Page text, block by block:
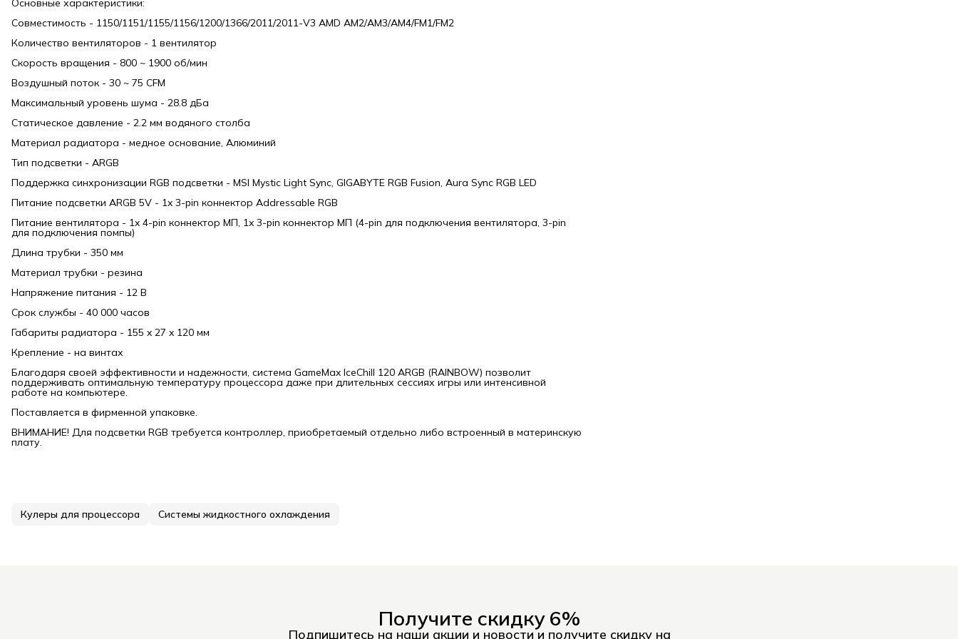
Основные характеристики:
Совместимость - 1150/1151/1155/1156/1200/1366/2011/2011-V3 AMD AM2/AM3/AM4/FM1/FM2
Количество вентиляторов - 1 вентилятор
Скорость вращения - 800 ~ 1900 об/мин
Воздушный поток - 30 ~ 75 CFM
Максимальный уровень шума - 28.8 дБа
Статическое давление - 2.2 мм водяного столба
Материал радиатора - медное основание, Алюминий
Тип подсветки - ARGB
Поддержка синхронизации RGB подсветки - MSI Mystic Light Sync, GIGABYTE RGB Fusion, Aura Sync RGB LED
Питание подсветки ARGB 5V - 1x 3-pin коннектор Addressable RGB
Питание вентилятора - 1x 4-pin коннектор МП, 1x 3-pin коннектор МП (4-pin для подключения вентилятора, 3-pin
для подключения помпы)
Длина трубки - 350 мм
Материал трубки - резина
Напряжение питания - 12 В
Срок службы - 40 000 часов
Габариты радиатора - 155 x 27 x 120 мм
Крепление - на винтах
Благодаря своей эффективности и надежности, система GameMax IceChill 120 ARGB (RAINBOW) позволит
поддерживать оптимальную температуру процессора даже при длительных сессиях игры или интенсивной
работе на компьютере.
Поставляется в фирменной упаковке.
ВНИМАНИЕ! Для подсветки RGB требуется контроллер, приобретаемый отдельно либо встроенный в материнскую
плату.
Кулеры для процессора Системы жидкостного охлаждения
Получите скидку 6%
Подпишитесь на наши акции и новости и получите скидку на